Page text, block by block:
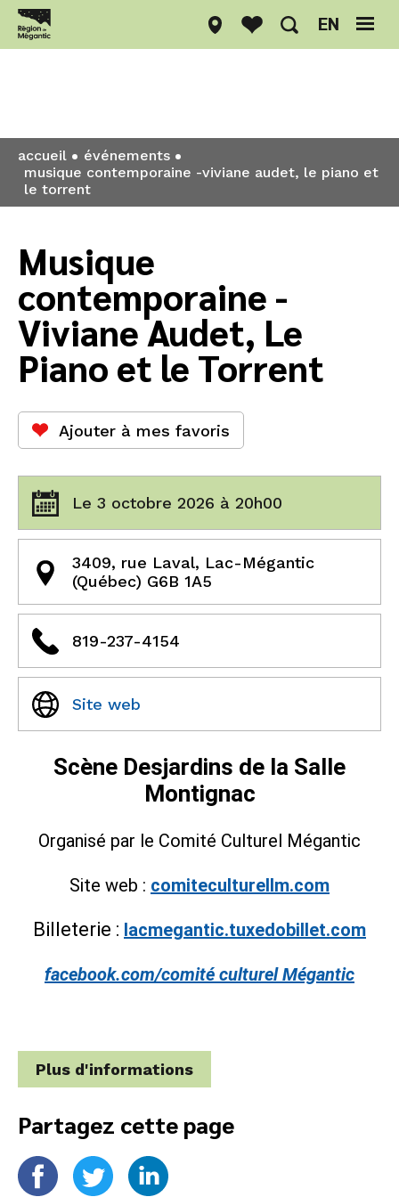
EN
accueil
événements
musique contemporaine -viviane audet, le piano et
le torrent
Musique
contemporaine -
Viviane Audet, Le
Piano et le Torrent
Ajouter à mes favoris
Le 3 octobre 2026 à 20h00
3409, rue Laval, Lac-Mégantic
(Québec) G6B 1A5
819-237-4154
Site web
Scène Desjardins de la Salle
Montignac
Organisé par le Comité Culturel Mégantic
Site web : comiteculturellm.com
Billeterie : lacmegantic.tuxedobillet.com
facebook.com/comité culturel Mégantic
Plus d'informations
Partagez cette page